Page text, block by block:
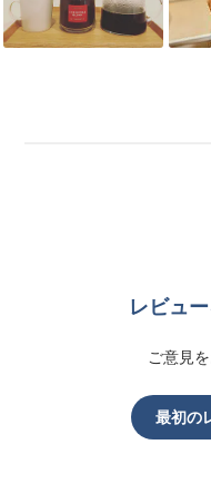
レビュ
ご意見
最初の